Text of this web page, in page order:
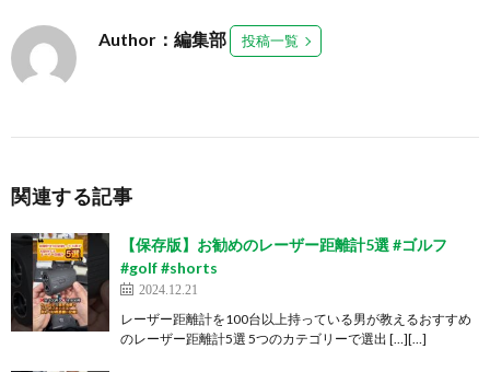
Author：編集部 投稿一覧
関連する記事
【保存版】お勧めのレーザー距離計5選 #ゴルフ
#golf #shorts
2024.12.21
レーザー距離計を100台以上持っている男が教えるおすすめ
のレーザー距離計5選 5つのカテゴリーで選出 […][…]